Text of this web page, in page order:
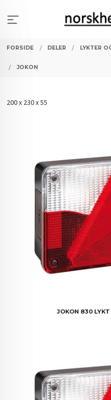
innholdet
FORSIDE DELER LYKTER
JOKON
200 x 230 x 55
JOKON 830